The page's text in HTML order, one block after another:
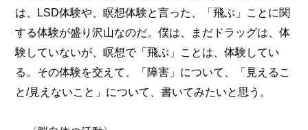
は、LSD体験や、瞑想体験と言った、「飛ぶ」ことに関
する体験が盛り沢山なのだ。僕は、まだドラッグは、体
験していないが、瞑想で「飛ぶ」ことは、体験してい
る。その体験を交えて、「障害」について、「見えるこ
と/見えないこと」について、書いてみたいと思う。